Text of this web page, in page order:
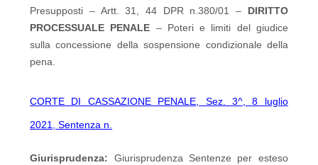
Presupposti – Artt. 31, 44 DPR n.380/01 – DIRITTO
PROCESSUALE PENALE – Poteri e limiti del giudice
sulla concessione della sospensione condizionale della
pena.
CORTE DI CASSAZIONE PENALE, Sez. 3^, 8 luglio
2021, Sentenza n.
Giurisprudenza: Giurisprudenza Sentenze per esteso